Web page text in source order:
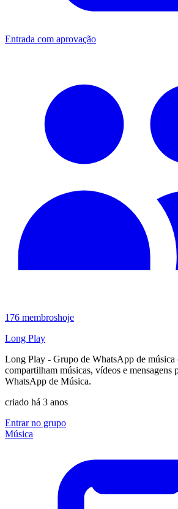
Entrada com aprovação
176 membroshoje
Long Play
Long Play - Grupo de WhatsApp de música
compartilham músicas, vídeos e mensagens
WhatsApp de Música.
criado há 3 anos
Entrar no grupo
Música